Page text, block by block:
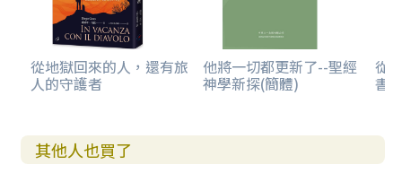
從地獄回來的人，還有旅
人的守護者
他將一切都更新了--聖經
神學新探(簡體)
從
書
其他人也買了